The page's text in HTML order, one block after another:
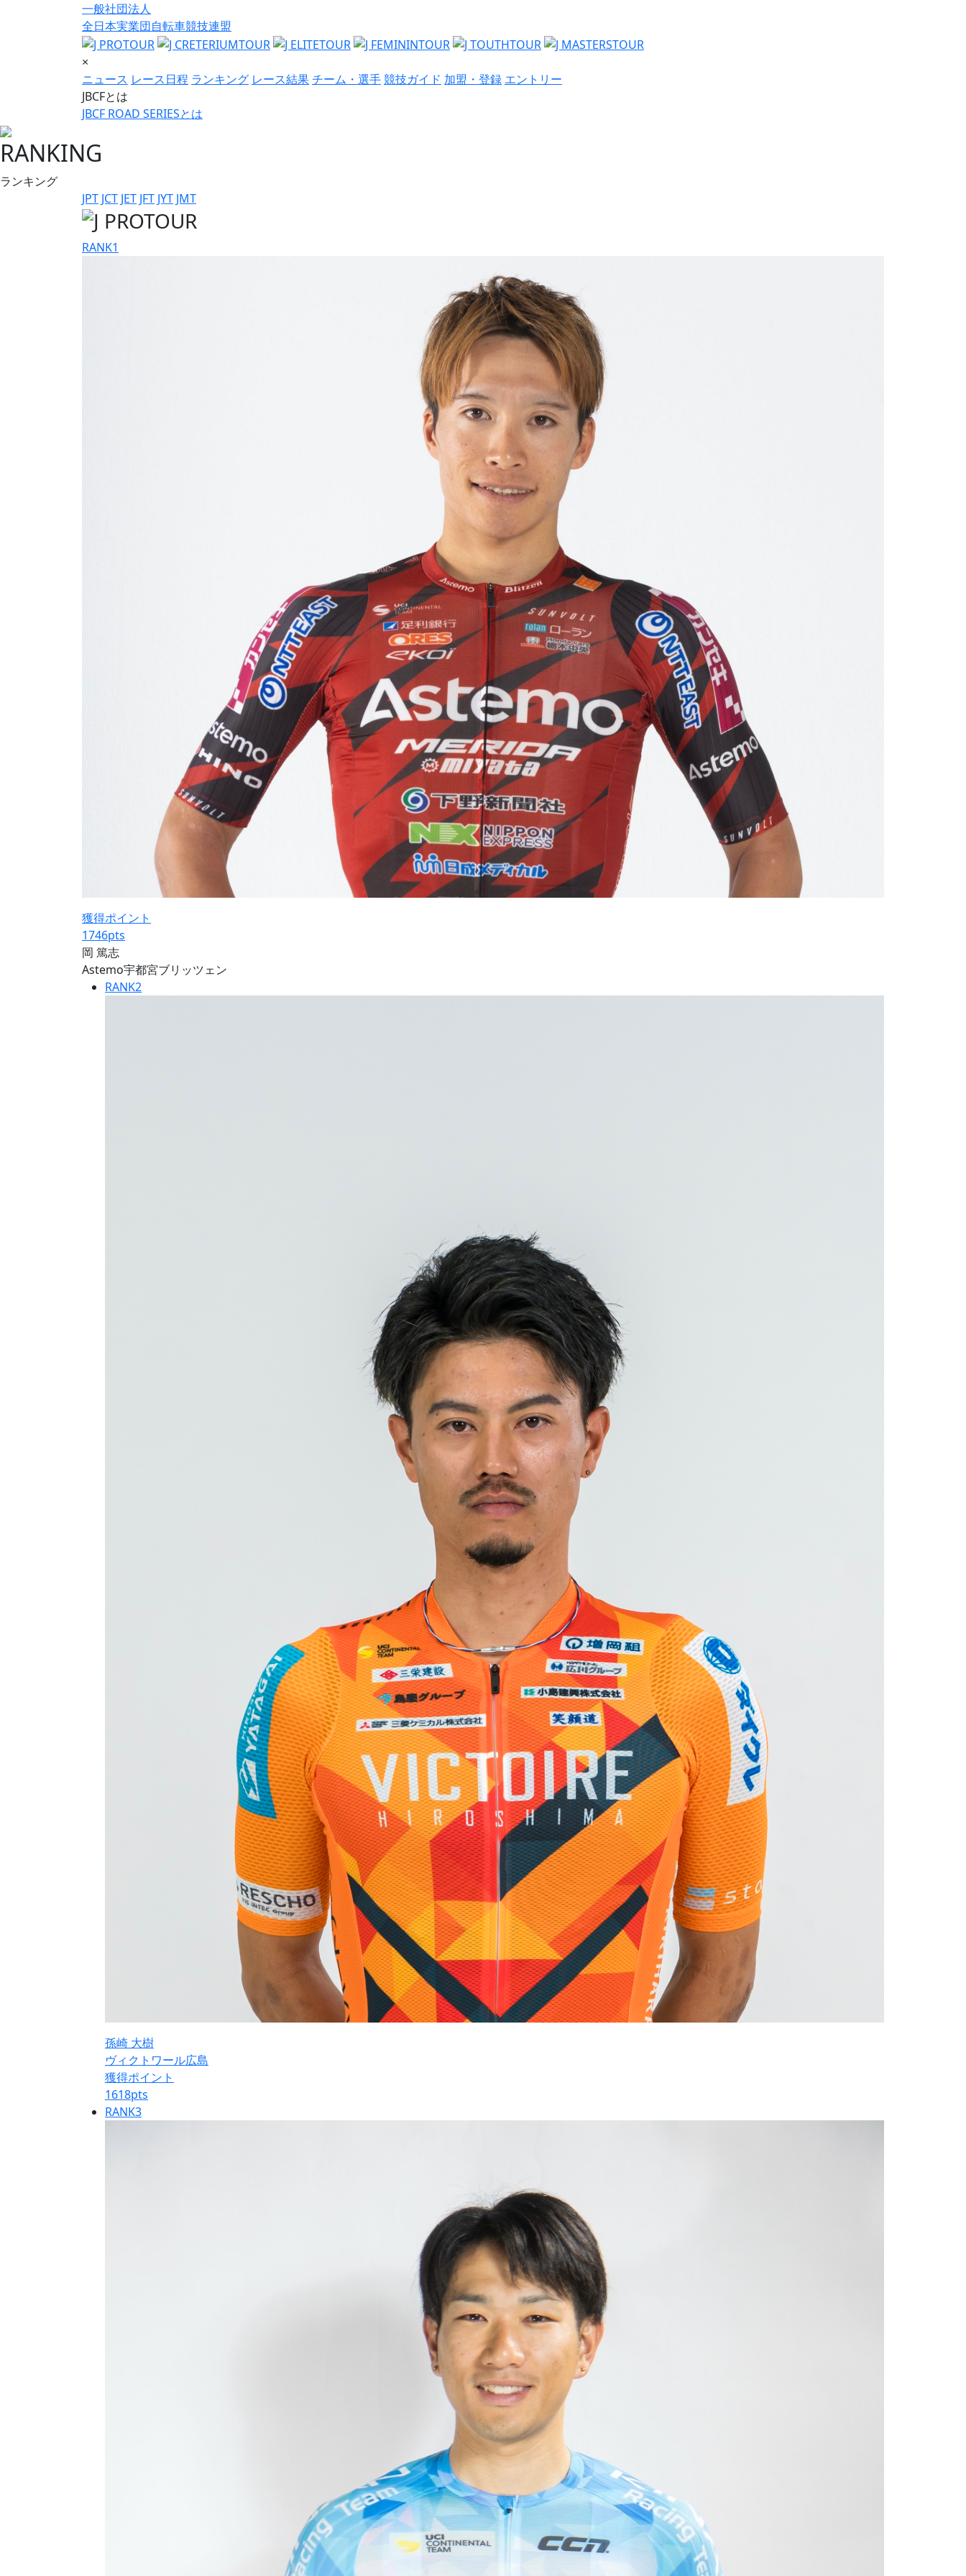
一般社団法人
全日本実業団自転車競技連盟
×
ニュース レース日程 ランキング レース結果チーム・選手競技ガイド 加盟・登録 エントリー
JBCFとは
JBCF ROAD SERIESとは
RANKING
ランキング
JPT JCT JET JFT JYT JMT
RANK1
獲得ポイント
1746pts
岡 篤志
Astemo宇都宮ブリッツェン
RANK2
孫崎 大樹
ヴィクトワール広島
獲得ポイント
1618pts
RANK3